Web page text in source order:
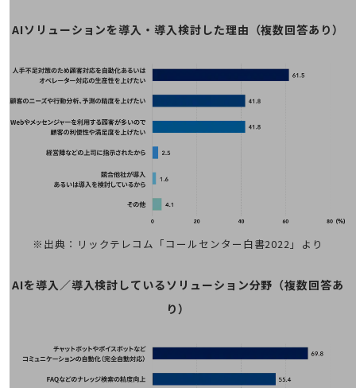
モバイル・音声
リモート・ハイブリッドワーク
業界から見つける
業界から見つけるTOP
建設業
その他の業界はこちら
ゲーム感覚で見つける
ビジネスお悩み診断
AIソリューションを導入・導入検討した理由（複数回答あり）
※出典：リックテレコム「コールセンター白書2022」より
AIを導入／導入検討しているソリューション分野（複数回答あ
り）